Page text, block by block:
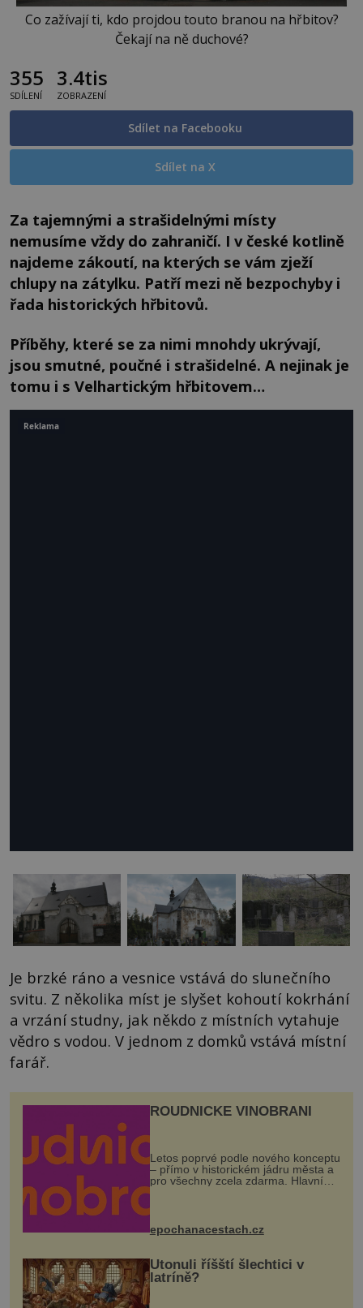
Co zažívají ti, kdo projdou touto branou na hřbitov?
Čekají na ně duchové?
355
SDÍLENÍ
3.4tis
ZOBRAZENÍ
Sdílet na Facebooku
Sdílet na X
Za tajemnými a strašidelnými místy
nemusíme vždy do zahraničí. I v české kotlině
najdeme zákoutí, na kterých se vám zježí
chlupy na zátylku. Patří mezi ně bezpochyby i
řada historických hřbitovů.
Příběhy, které se za nimi mnohdy ukrývají,
jsou smutné, poučné i strašidelné. A nejinak je
tomu i s Velhartickým hřbitovem…
Je brzké ráno a vesnice vstává do slunečního
svitu. Z několika míst je slyšet kohoutí kokrhání
a vrzání studny, jak někdo z místních vytahuje
vědro s vodou. V jednom z domků vstává místní
farář.
ROUDNICKÉ VINOBRANÍ
Letos poprvé podle nového konceptu
– přímo v historickém jádru města a
pro všechny zcela zdarma. Hlavní
program se odehraje na Karlově a
mohou těšit na víno, burčák, pes...
epochanacestach.cz
Utonuli říšští šlechtici v
latríně?
Reklama